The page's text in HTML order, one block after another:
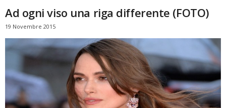
Ad ogni viso una riga differente (FOTO)
19 Novembre 2015